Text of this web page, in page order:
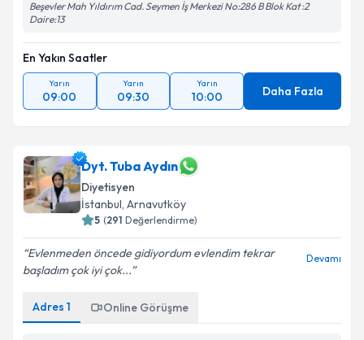
Beşevler Mah Yıldırım Cad. Seymen İş Merkezi No:286 B Blok Kat :2
Daire:13
En Yakın Saatler
Yarın
09:00
Yarın
09:30
Yarın
10:00 Daha Fazla
Dyt. Tuba Aydın
Diyetisyen
İstanbul, Arnavutköy
5 (291 Değerlendirme)
Evlenmeden öncede gidiyordum evlendim tekrar
başladım çok iyi çok...
Devamı
Adres 1 Online Görüşme